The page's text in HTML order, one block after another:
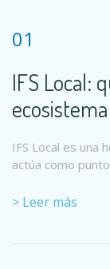
01
IFS Local:
IFS Local es una
actúa como
> Leer más